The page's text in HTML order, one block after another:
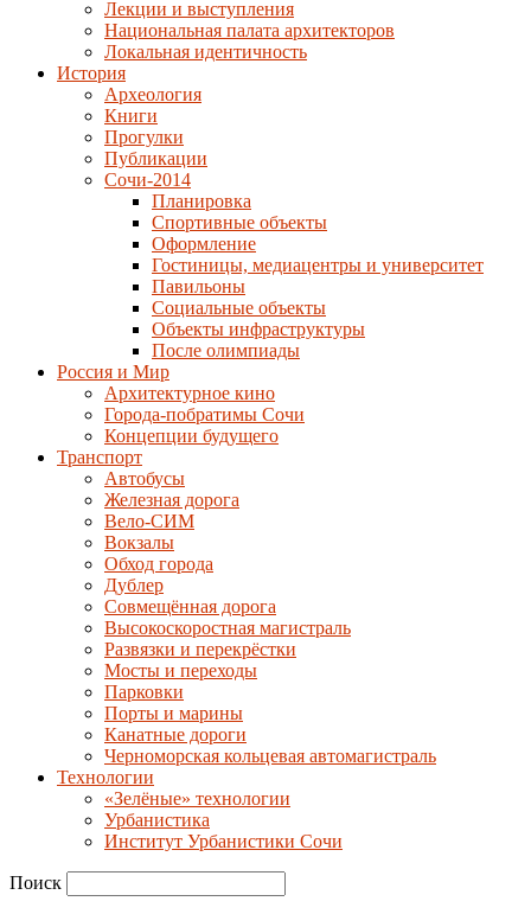
Лекции и выступления
Национальная палата архитекторов
Локальная идентичность
История
Археология
Книги
Прогулки
Публикации
Сочи-2014
Планировка
Спортивные объекты
Оформление
Гостиницы, медиацентры и университет
Павильоны
Социальные объекты
Объекты инфраструктуры
После олимпиады
Россия и Мир
Архитектурное кино
Города-побратимы Сочи
Концепции будущего
Транспорт
Автобусы
Железная дорога
Вело-СИМ
Вокзалы
Обход города
Дублер
Совмещённая дорога
Высокоскоростная магистраль
Развязки и перекрёстки
Мосты и переходы
Парковки
Порты и марины
Канатные дороги
Черноморская кольцевая автомагистраль
Технологии
«Зелёные» технологии
Урбанистика
Институт Урбанистики Сочи
Поиск